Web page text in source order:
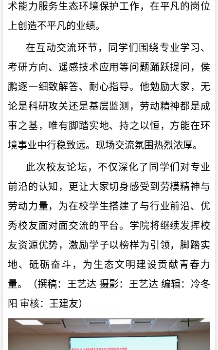
术能力服务生态环境保护工作，在平凡的岗位
上创造不平凡的业绩。
在互动交流环节，同学们围绕专业学习、
考研方向、遥感技术应用等问题踊跃提问，侯
鹏逐一细致解答、耐心指导。他勉励大家，无
论是科研攻关还是基层监测，劳动精神都是成
事之基，唯有脚踏实地、持之以恒，方能在环
境事业中行稳致远。现场交流氛围热烈浓厚。
此次校友论坛，不仅深化了同学们对专业
前沿的认知，更让大家切身感受到劳模精神与
劳动力量，为在校学生搭建了与行业前沿、优
秀校友面对面交流的平台。学院将继续发挥校
友资源优势，激励学子以榜样为引领，脚踏实
地、砥砺奋斗，为生态文明建设贡献青春力
量。（撰稿：王艺达 摄影：王艺达 编辑：冷冬
阳 审核：王建友）